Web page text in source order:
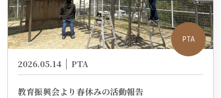
PTA
2026.05.14 PTA
教育振興会より春休みの活動報告